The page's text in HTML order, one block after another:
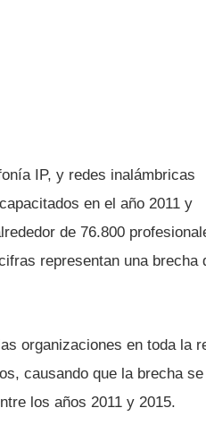
IP, y redes inalámbricas
en el año 2011 y
de 76.800
representan una brecha
organizaciones en toda la
causando que la brecha
los años 2011 y 2015.